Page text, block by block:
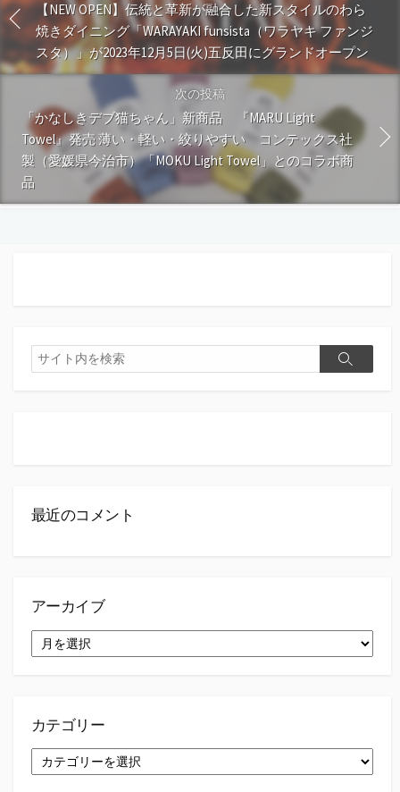
【NEW OPEN】伝統と革新が融合した新スタイルのわら
焼きダイニング「WARAYAKI funsista（ワラヤキ ファンジ
スタ）」が2023年12月5日(火)五反田にグランドオープン
次の投稿
「かなしきデブ猫ちゃん」新商品 『MARU Light
Towel』発売 薄い・軽い・絞りやすい コンテックス社
製（愛媛県今治市）「MOKU Light Towel」とのコラボ商
品
検
索
検
最近のコメント
アーカイブ
ー
カテゴリー
テ